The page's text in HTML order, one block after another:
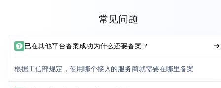
常见问题
已在其他平台备案成功为什么还要备案？
根据工信部规定，使用哪个接入的服务商就需要在哪里备案